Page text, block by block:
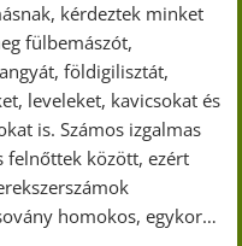
kérdeztek minket
fülbemászót,
földigilisztát,
leveleket, kavicsokat és
is. Számos izgalmas
felnőttek között, ezért
homokos, egykor…